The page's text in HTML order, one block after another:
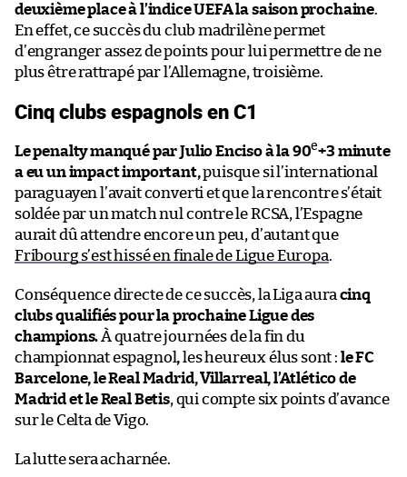
deuxième place à l’indice UEFA la saison prochaine.
En effet, ce succès du club madrilène permet
d’engranger assez de points pour lui permettre de ne
plus être rattrapé par l’Allemagne, troisième.
Cinq clubs espagnols en C1
Le penalty manqué par Julio Enciso à la 90e+3 minute
a eu un impact important,puisque si l’international
paraguayen l’avait converti et que la rencontre s’était
soldée par un match nul contre le RCSA, l’Espagne
aurait dû attendre encore un peu, d’autant que
Fribourg s’est hissé en finale de Ligue Europa.
Conséquence directe de ce succès, la Liga aura cinq
clubs qualifiés pour la prochaine Ligue des
champions.À quatre journées de la fin du
championnat espagnol, les heureux élus sont : le FC
Barcelone, le Real Madrid, Villarreal, l’Atlético de
Madrid et le Real Betis, qui compte six points d’avance
sur le Celta de Vigo.
La lutte sera acharnée.